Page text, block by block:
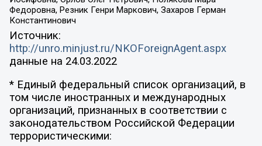
Федоровна, Резник Генри Маркович, Захаров Герман
Константинович
Источник:
http://unro.minjust.ru/NKOForeignAgent.aspx
данные на 24.03.2022
* Единый федеральный список организаций, в
том числе иностранных и международных
организаций, признанных в соответствии с
законодательством Российской Федерации
террористическими: